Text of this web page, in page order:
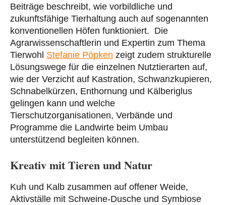
Beiträge beschreibt, wie vorbildliche und
zukunftsfähige Tierhaltung auch auf sogenannten
konventionellen Höfen funktioniert. Die
Agrarwissenschaftlerin und Expertin zum Thema
Tierwohl Stefanie Pöpken zeigt zudem strukturelle
Lösungswege für die einzelnen Nutztierarten auf,
wie der Verzicht auf Kastration, Schwanzkupieren,
Schnabelkürzen, Enthornung und Kälberiglus
gelingen kann und welche
Tierschutzorganisationen, Verbände und
Programme die Landwirte beim Umbau
unterstützend begleiten können.
Kreativ mit Tieren und Natur
Kuh und Kalb zusammen auf offener Weide,
Aktivställe mit Schweine-Dusche und Symbiose